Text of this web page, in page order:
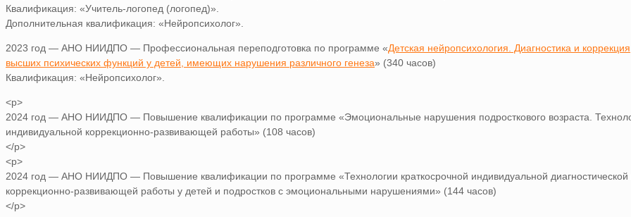
Квалификация: «Учитель-логопед (логопед)».
Дополнительная квалификация: «Нейропсихолог».
2023 год — АНО НИИДПО — Профессиональная переподготовка по программе «Детская нейропсихология. Диагностика и коррекция
высших психических функций у детей, имеющих нарушения различного генеза» (340 часов)
Квалификация: «Нейропсихолог».
<p>
2024 год — АНО НИИДПО — Повышение квалификации по программе «Эмоциональные нарушения подросткового возраста.
индивидуальной коррекционно-развивающей работы» (108 часов)
</p>
<p>
2024 год — АНО НИИДПО — Повышение квалификации по программе «Технологии краткосрочной индивидуальной диагностической
коррекционно-развивающей работы у детей и подростков с эмоциональными нарушениями» (144 часов)
</p>